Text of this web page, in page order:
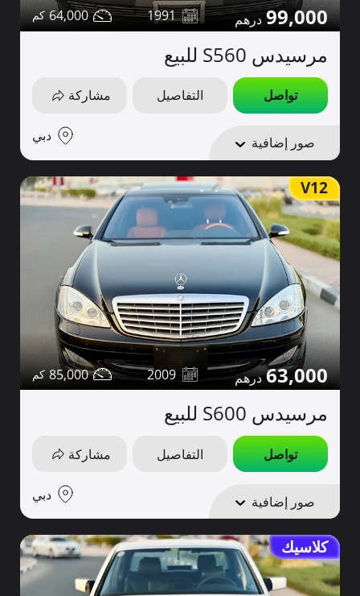
99,000
1991
64,000
مرسيدس S560 للبيع
تواصل التفاصيل مشاركة
صور إضافية دبي
V12
63,000
2009
85,000
مرسيدس S600 للبيع
تواصل التفاصيل مشاركة
صور إضافية دبي
كلاسيك